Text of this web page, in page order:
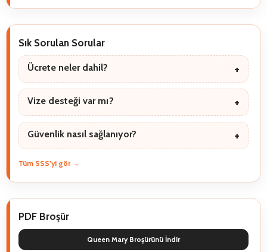
Sık Sorulan Sorular
Ücrete neler dahil?
Vize desteği var mı?
Güvenlik nasıl sağlanıyor?
Tüm SSS’yi gör →
PDF Broşür
Queen Mary Broşürünü İndir